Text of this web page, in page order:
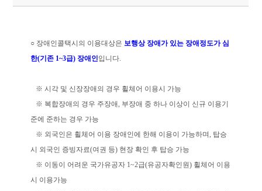
○ 장애인콜택시의 이용대상은보행상 장애가 있는 장애정도가 심
한(기존 1~3급) 장애인입니다.
※ 시각 및 신장장애의 경우 휠체어 이용시 가능
※ 복합장애의 경우 주장애, 부장애 중 하나 이상이 신규 이용기
준에 준하는 경우 가능
※ 외국인은 휠체어 이용 장애인에 한해 이용이 가능하며, 탑승
시 외국인 증빙자료(여권 등) 현장 확인 후 탑승 가능
※ 이동이 어려운 국가유공자 1~2급(유공자확인원) 휠체어 이용
시 이용가능